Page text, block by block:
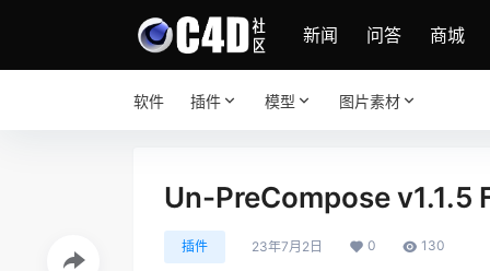
新闻 问答 商城
软件 插件 模型 图片素材
Un-PreCompose v1.1.5
插件 23年7月2日 0 130